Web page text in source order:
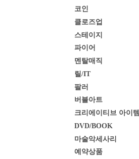
코인
클로즈업
스테이지
파이어
멘탈매직
릴/IT
팔러
버블아트
크리에이티브 아이템
DVD/BOOK
마술악세사리
예약상품